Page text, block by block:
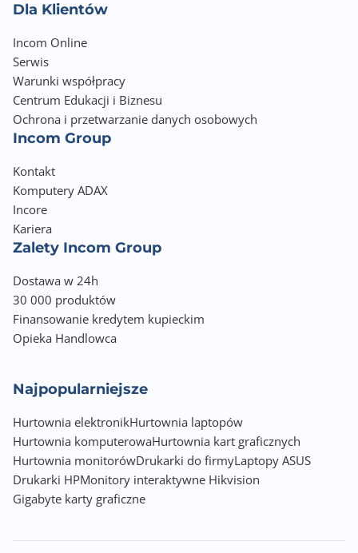
Dla Klientów
Incom Online
Serwis
Warunki współpracy
Centrum Edukacji i Biznesu
Ochrona i przetwarzanie danych osobowych
Incom Group
Kontakt
Komputery ADAX
Incore
Kariera
Zalety Incom Group
Dostawa w 24h
30 000 produktów
Finansowanie kredytem kupieckim
Opieka Handlowca
Najpopularniejsze
Hurtownia elektronikHurtownia laptopów
Hurtownia komputerowaHurtownia kart graficznych
Hurtownia monitorówDrukarki do firmyLaptopy ASUS
Drukarki HPMonitory interaktywne Hikvision
Gigabyte karty graficzne